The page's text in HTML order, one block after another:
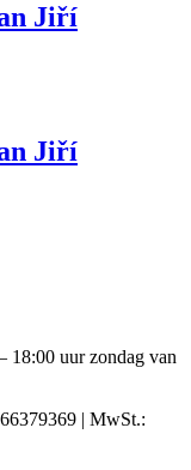
Jiří
Jiří
18:00 uur zondag van
| MwSt.: